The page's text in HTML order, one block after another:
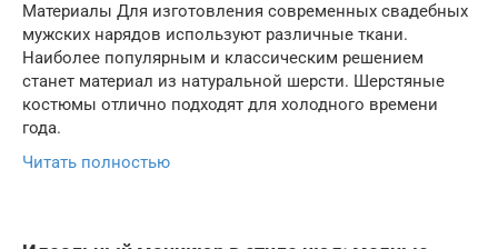
Материалы Для изготовления современных свадебных
мужских нарядов используют различные ткани.
Наиболее популярным и классическим решением
станет материал из натуральной шерсти. Шерстяные
костюмы отлично подходят для холодного времени
года.
Читать полностью